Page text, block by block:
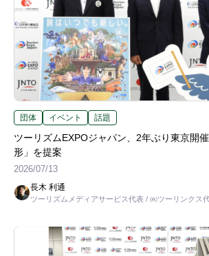
団体 イベント 話題
ツーリズムEXPOジャパン、2年ぶり東京開
形」を提案
2026/07/13
長木 利通
ツーリズムメディアサービス代表 / ㈱ツーリンクス代